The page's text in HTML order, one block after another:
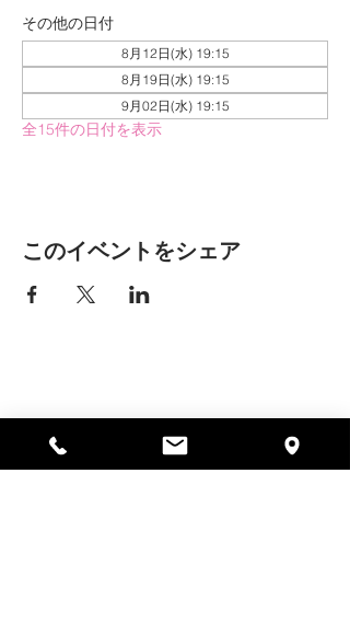
その他の日付
8月12日(水) 19:15
8月19日(水) 19:15
9月02日(水) 19:15
全15件の日付を表示
このイベントをシェア
297 セントラル ストリート ガード
ナー、MA 01440
978-364-0920